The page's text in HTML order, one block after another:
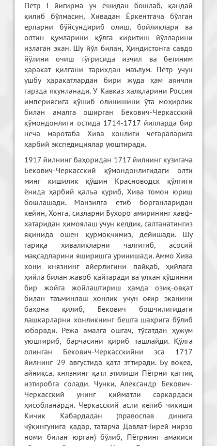
Пётр I йигирма уч ёшидан бошлаб, қандай
қилиб бўлмасин, Хивадан Ёркентгача бўлган
ерларни бўйсундириб олиш, бойликлари ва
олтин қумларини қўлга киритиш йўлларини
излаган экан. Шу йўл билан, Ҳиндистонга савдо
йўлини очиш тўғрисида изчил ва бетиним
ҳаракат қилгани тарихдан маълум. Пётр учун
ушбу ҳаракатлардан бири жуда ҳам аянчли
тарзда якунланади. У Кавказ халқларини Россия
империясига қўшиб олинишини ўта моҳирлик
билан амалга оширган Бекович-Черкасский
қўмондонлиги остида 1714-1717 йилларда бир
неча маротаба Хива хонлиги чегараларига
ҳарбий экспедициялар уюштиради.
1917 йилнинг баҳоридан 1717 йилнинг кузигача
Бекович-Черкасский қўмондонлигидаги олти
минг кишилик қўшин Красноводск қўлтиғи
ёнида ҳарбий қалъа қуриб, Хива томон юриш
бошлашади. Манзилга етиб борганларидан
кейин, Хонга, сизларни Бухоро амирининг хавф-
хатаридан ҳимоялаш учун келдик, салтанатингиз
яқинида ошён қурмоқчимиз, дейишади. Шу
тариқа хиваликларни чалғитиб, асосий
мақсадларини яширишга уринишади. Аммо Хива
хони князнинг айёрлигини пайқаб, ҳийлага
ҳийла билан жавоб қайтаради ва улкан қўшинни
бир жойга жойлаштириш ҳамда озиқ-овқат
билан таъминлаш хонлик учун оғир эканини
баҳона қилиб, Бекович бошчилигидаги
лашкарларни хонликнинг бешта шаҳрига бўлиб
юборади. Режа амалга ошгач, тўсатдан ҳужум
уюштириб, барчасини қириб ташлайди. Қўлга
олинган Бекович-Черкасскийни эса 1717
йилнинг 29 августида қатл эттиради. Бу воқеа,
айниқса, князнинг қатл этилиши Пётрни қаттиқ
изтиробга солади. Чунки, Александр Бекович-
Черкасский унинг қийматли саркардаси
ҳисобланарди. Черкасский асли келиб чиқиши
Кичик Кабардадан (православ динига
чўқингунига қадар, татарча Давлат-Гирей мирзо
номи билан юрган) бўлиб, Пётрнинг амакиси